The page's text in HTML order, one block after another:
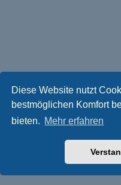
Diese Website nutzt
bestmöglichen Komfort
bieten. Mehr erfahren